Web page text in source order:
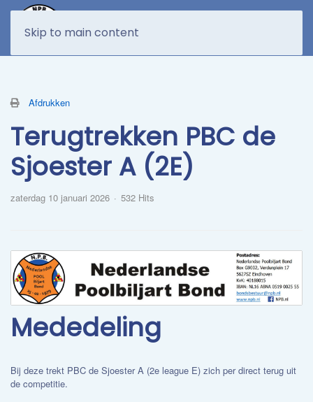
Skip to main content
Afdrukken
Terugtrekken PBC de
Sjoester A (2E)
zaterdag 10 januari 2026 532 Hits
Mededeling
Bij deze trekt PBC de Sjoester A (2e league E) zich per direct terug uit
de competitie.